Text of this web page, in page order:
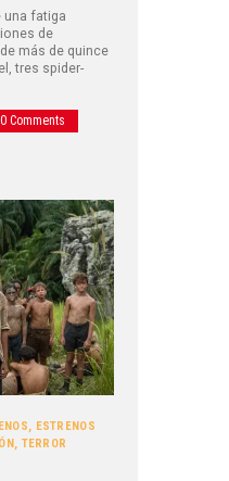
una fatiga
de
más de quince
tres spider-
0 Comments
, ESTRENOS
, TERROR